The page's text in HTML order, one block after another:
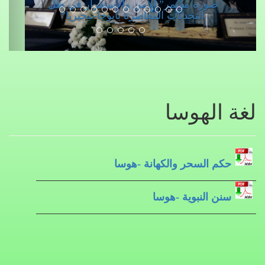
صورة مؤتمر” الأمن والاستقرار في ظل
التحديات المعاصرة بأبوجا-نيجيريا”
لغة الهوسا
حكم السحر والكهانة -هوسا
سنن النبوية -هوسا